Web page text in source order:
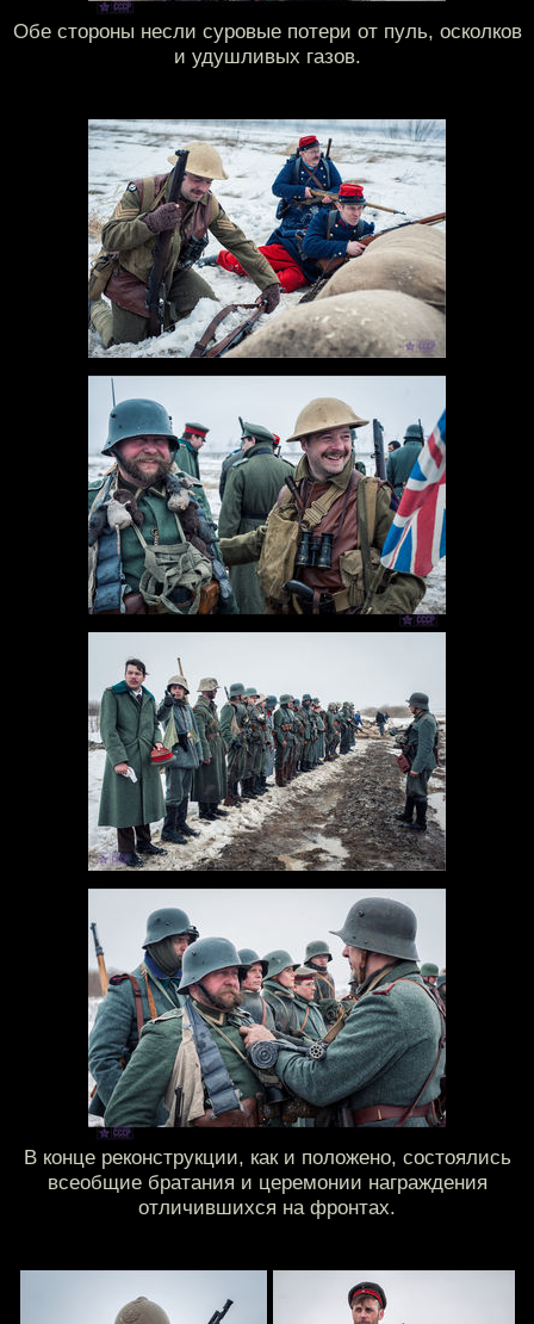
Обе стороны несли суровые потери от пуль, осколков
и удушливых газов.
В конце реконструкции, как и положено, состоялись
всеобщие братания и церемонии награждения
отличившихся на фронтах.